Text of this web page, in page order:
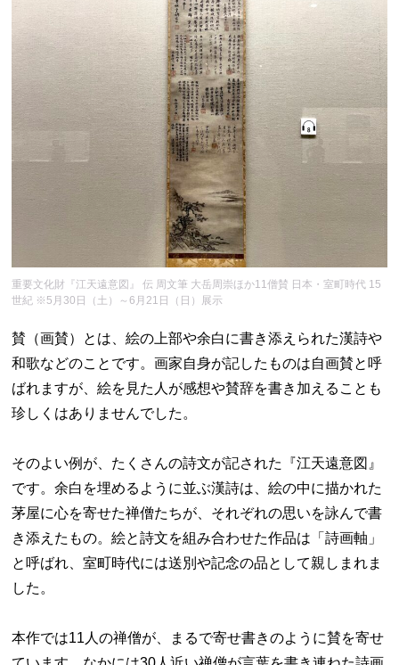
重要文化財『江天遠意図』 伝 周文筆 大岳周崇ほか11僧賛 日本・室町時代 15
世紀 ※5月30日（土）～6月21日（日）展示
賛（画賛）とは、絵の上部や余白に書き添えられた漢詩や
和歌などのことです。画家自身が記したものは自画賛と呼
ばれますが、絵を見た人が感想や賛辞を書き加えることも
珍しくはありませんでした。
そのよい例が、たくさんの詩文が記された『江天遠意図』
です。余白を埋めるように並ぶ漢詩は、絵の中に描かれた
茅屋に心を寄せた禅僧たちが、それぞれの思いを詠んで書
き添えたもの。絵と詩文を組み合わせた作品は「詩画軸」
と呼ばれ、室町時代には送別や記念の品として親しまれま
した。
本作では11人の禅僧が、まるで寄せ書きのように賛を寄せ